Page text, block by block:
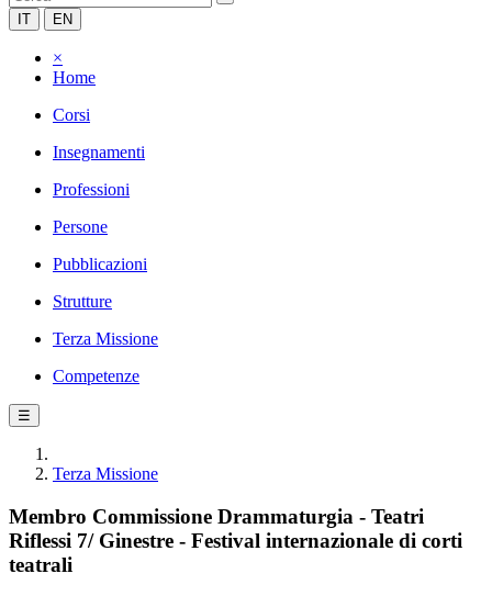
IT EN
×
Home
Corsi
Insegnamenti
Professioni
Persone
Pubblicazioni
Strutture
Terza Missione
Competenze
☰
Terza Missione
Membro Commissione Drammaturgia - Teatri
Riflessi 7/ Ginestre - Festival internazionale di corti
teatrali